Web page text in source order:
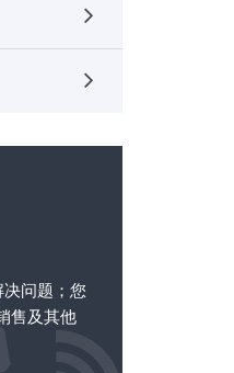
问题；您
售及其他